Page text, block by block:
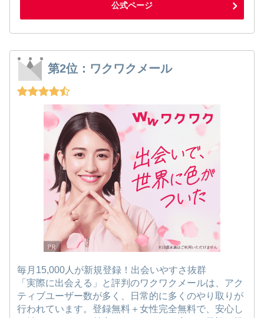
公式ページ
第2位：ワクワクメール
毎月15,000人が新規登録！出会いやすさ抜群
「実際に出会える」と評判のワクワクメールは、アク
ティブユーザー数が多く、日常的に多くのやり取りが
行われています。登録無料＋女性完全無料で、安心し